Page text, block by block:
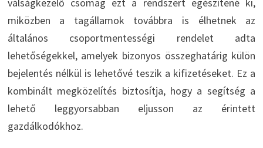
válságkezelő csomag ezt a rendszert egészítené ki,
miközben a tagállamok továbbra is élhetnek az
általános csoportmentességi rendelet adta
lehetőségekkel, amelyek bizonyos összeghatárig külön
bejelentés nélkül is lehetővé teszik a kifizetéseket. Ez a
kombinált megközelítés biztosítja, hogy a segítség a
lehető leggyorsabban eljusson az érintett
gazdálkodókhoz.